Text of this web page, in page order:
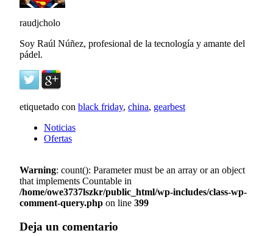
raudjcholo
Soy Raúl Núñez, profesional de la tecnología y amante del
pádel.
etiquetado con black friday, china, gearbest
Noticias
Ofertas
Warning: count(): Parameter must be an array or an object
that implements Countable in
/home/owe3737lszkr/public_html/wp-includes/class-wp-
comment-query.php on line 399
Deja un comentario